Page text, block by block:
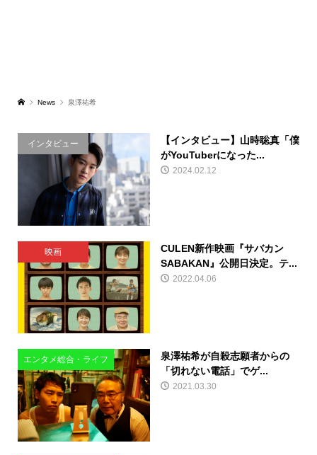
News 泉澤祐希
インタビュー
【インタビュー】山時聡真「僕
がYouTuberになった...
2024.02.12
映画
CULEN新作映画『サバカン
SABAKAN』公開日決定。テ...
2022.04.06
エンタメ総合・ライフ
泉澤祐希が自殺志願者からの
「切れない電話」でゲ...
2021.03.30